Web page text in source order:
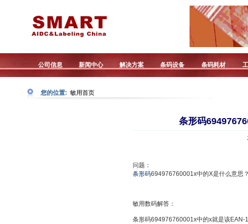
公司信息 新闻中心 解决方案 条码设备 条码耗材
您的位置: 敏用首页
条形码
问题：
条形码694976760001x中的X是什么意思
敏用数码解答：
条形码694976760001x中的x就是该EAN-